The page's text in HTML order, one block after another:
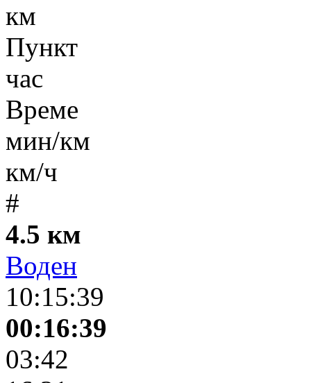
км
Пункт
час
Време
мин/км
км/ч
#
4.5 км
Воден
10:15:39
00:16:39
03:42